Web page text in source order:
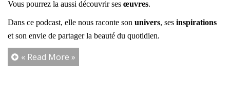
Vous pourrez la aussi découvrir ses œuvres.
Dans ce podcast, elle nous raconte son univers, ses inspirations
et son envie de partager la beauté du quotidien.
« Read More »